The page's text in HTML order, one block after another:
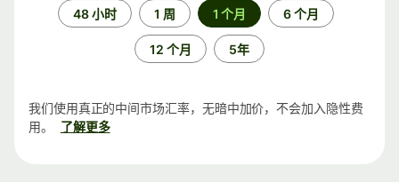
48 小时 1 周 1 个月 6 个月
12 个月 5年
我们使用真正的中间市场汇率，无暗中加价，不会加入隐性费
用。
了解更多